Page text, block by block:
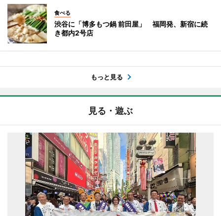
食べる
渋谷に「博多もつ鍋 前田屋」 福岡発、新宿に続
き都内2号店
もっと見る
見る・遊ぶ